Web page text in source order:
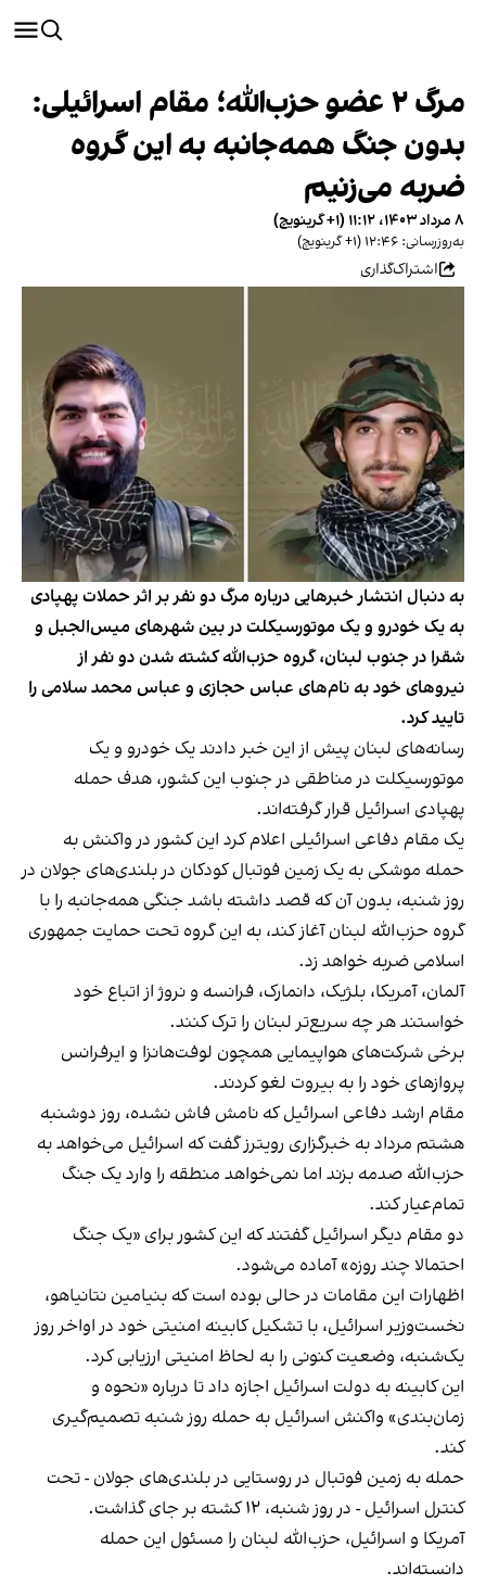
مرگ ۲ عضو حزب‌الله؛ مقام اسرائیلی:
بدون جنگ همه‌جانبه به این گروه
ضربه می‌زنیم
۸ مرداد ۱۴۰۳، ۱۱:۱۲ (‎+۱ گرینویچ)
به‌روزرسانی: ۱۲:۴۶ (‎+۱ گرینویچ)
اشتراک‌گذاری
به دنبال انتشار خبرهایی درباره مرگ دو نفر بر اثر حملات پهپادی
به یک خودرو و یک موتورسیکلت در بین شهر‌های میس‌الجبل و
شقرا در جنوب لبنان، گروه حزب‌الله کشته شدن دو نفر از
نیروهای خود به نام‌های عباس حجازی و عباس محمد سلامی را
تایید کرد.
رسانه‌های لبنان پیش از این خبر دادند یک خودرو و یک
موتورسیکلت در مناطقی در جنوب این کشور، هدف حمله
پهپادی اسرائیل قرار گرفته‌اند.
یک مقام دفاعی اسرائیلی اعلام کرد این کشور در واکنش به
حمله موشکی به یک زمین فوتبال کودکان در بلندی‌های جولان در
روز شنبه، بدون آن که قصد داشته باشد جنگی همه‌جانبه را با
گروه حزب‌الله لبنان آغاز کند، به این گروه تحت حمایت جمهوری
اسلامی ضربه خواهد زد.
آلمان، آمریکا، بلژیک، دانمارک، فرانسه و نروژ از اتباع خود
خواستند هر چه سریع‌تر لبنان را ترک کنند.
برخی شرکت‌های هواپیمایی همچون لوفت‌هانزا و ایر‌فرانس
پروازهای خود را به بیروت لغو کردند.
مقام ارشد دفاعی اسرائیل که نامش فاش نشده، روز دوشنبه
هشتم مرداد به خبرگزاری رویترز گفت که اسرائیل می‌خواهد به
حزب‌الله صدمه بزند اما نمی‌خواهد منطقه را وارد یک جنگ
تمام‌عیار کند.
دو مقام دیگر اسرائیل گفتند که این کشور برای «یک جنگ
احتمالا چند روزه» آماده می‌شود.
اظهارات این مقامات در حالی بوده است که بنیامین نتانیاهو،
نخست‌وزیر اسرائیل، با تشکیل کابینه امنیتی خود در اواخر روز
یک‌شنبه، وضعیت کنونی را به لحاظ امنیتی ارزیابی کرد.
این کابینه به دولت اسرائیل اجازه داد تا درباره «نحوه و
زمان‌بندی» واکنش اسرائیل به حمله روز شنبه تصمیم‌گیری
کند.
حمله به زمین فوتبال در روستایی در بلندی‌های جولان - تحت
کنترل اسرائیل - در روز شنبه، ۱۲ کشته بر جای گذاشت.
آمریکا و اسرائیل، حزب‌الله لبنان را مسئول این حمله
دانسته‌اند.